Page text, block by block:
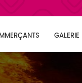
GALERIE